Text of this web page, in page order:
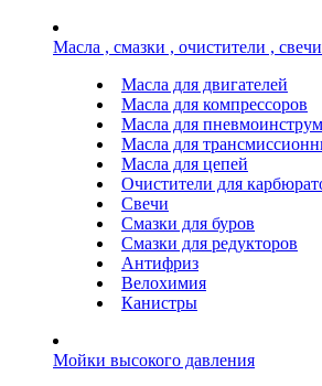
Масла , смазки , очистители ,
Масла для двигателей
Масла для компрессоров
Масла для
Масла для
Масла для цепей
Очистители для
Свечи
Смазки для буров
Смазки для редукторов
Антифриз
Велохимия
Канистры
Мойки высокого давления